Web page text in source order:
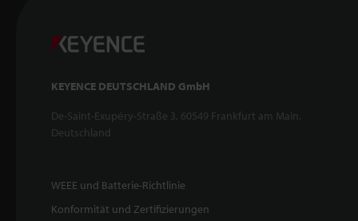
KEYENCE DEUTSCHLAND GmbH
De-Saint-Exupéry-Straße 3, 60549 Frankfurt am Main,
Deutschland
WEEE und Batterie-Richtlinie
Konformität und Zertifizierungen